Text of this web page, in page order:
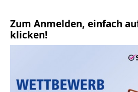
Zum Anmelden, einfach
klicken!